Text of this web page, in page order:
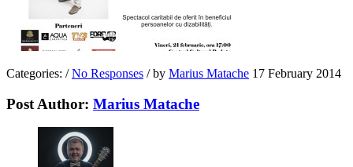
Categories: / No Responses /by Marius Matache 17 February 2014
Post Author: Marius Matache